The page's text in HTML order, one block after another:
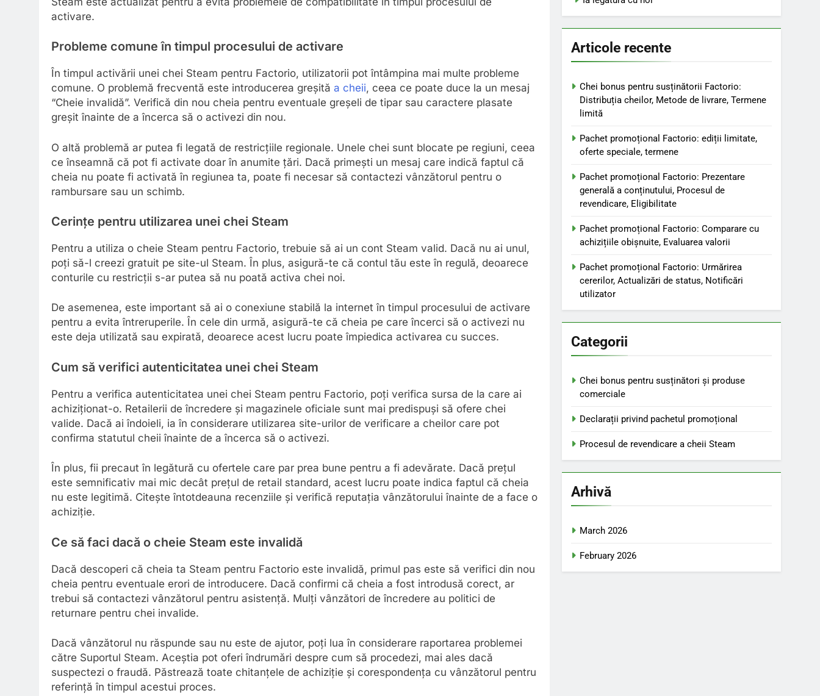
activare.
Probleme comune în timpul procesului de activare
În timpul activării unei chei Steam pentru Factorio, utilizatorii pot întâmpina mai multe probleme
comune. O problemă frecventă este introducerea greșită a cheii, ceea ce poate duce la un mesaj
“Cheie invalidă”. Verifică din nou cheia pentru eventuale greșeli de tipar sau caractere plasate
greșit înainte de a încerca să o activezi din nou.
O altă problemă ar putea fi legată de restricțiile regionale. Unele chei sunt blocate pe regiuni, ceea
ce înseamnă că pot fi activate doar în anumite țări. Dacă primești un mesaj care indică faptul că
cheia nu poate fi activată în regiunea ta, poate fi necesar să contactezi vânzătorul pentru o
rambursare sau un schimb.
Cerințe pentru utilizarea unei chei Steam
Pentru a utiliza o cheie Steam pentru Factorio, trebuie să ai un cont Steam valid. Dacă nu ai unul,
poți să-l creezi gratuit pe site-ul Steam. În plus, asigură-te că contul tău este în regulă, deoarece
conturile cu restricții s-ar putea să nu poată activa chei noi.
De asemenea, este important să ai o conexiune stabilă la internet în timpul procesului de activare
pentru a evita întreruperile. În cele din urmă, asigură-te că cheia pe care încerci să o activezi nu
este deja utilizată sau expirată, deoarece acest lucru poate împiedica activarea cu succes.
Cum să verifici autenticitatea unei chei Steam
Pentru a verifica autenticitatea unei chei Steam pentru Factorio, poți verifica sursa de la care ai
achiziționat-o. Retailerii de încredere și magazinele oficiale sunt mai predispuși să ofere chei
valide. Dacă ai îndoieli, ia în considerare utilizarea site-urilor de verificare a cheilor care pot
confirma statutul cheii înainte de a încerca să o activezi.
În plus, fii precaut în legătură cu ofertele care par prea bune pentru a fi adevărate. Dacă prețul
este semnificativ mai mic decât prețul de retail standard, acest lucru poate indica faptul că cheia
nu este legitimă. Citește întotdeauna recenziile și verifică reputația vânzătorului înainte de a face o
achiziție.
Ce să faci dacă o cheie Steam este invalidă
Dacă descoperi că cheia ta Steam pentru Factorio este invalidă, primul pas este să verifici din nou
cheia pentru eventuale erori de introducere. Dacă confirmi că cheia a fost introdusă corect, ar
trebui să contactezi vânzătorul pentru asistență. Mulți vânzători de încredere au politici de
returnare pentru chei invalide.
Dacă vânzătorul nu răspunde sau nu este de ajutor, poți lua în considerare raportarea problemei
către Suportul Steam. Aceștia pot oferi îndrumări despre cum să procedezi, mai ales dacă
suspectezi o fraudă. Păstrează toate chitanțele de achiziție și corespondența cu vânzătorul pentru
referință în timpul acestui proces.
Articole recente
Chei bonus pentru susținătorii Factorio:
Distribuția cheilor, Metode de livrare, Termene
limită
Pachet promoțional Factorio: ediții limitate,
oferte speciale, termene
Pachet promoțional Factorio: Prezentare
generală a conținutului, Procesul de
revendicare, Eligibilitate
Pachet promoțional Factorio: Comparare cu
achizițiile obișnuite, Evaluarea valorii
Pachet promoțional Factorio: Urmărirea
cererilor, Actualizări de status, Notificări
utilizator
Categorii
Chei bonus pentru susținători și produse
comerciale
Declarații privind pachetul promoțional
Procesul de revendicare a cheii Steam
Arhivă
March 2026
February 2026